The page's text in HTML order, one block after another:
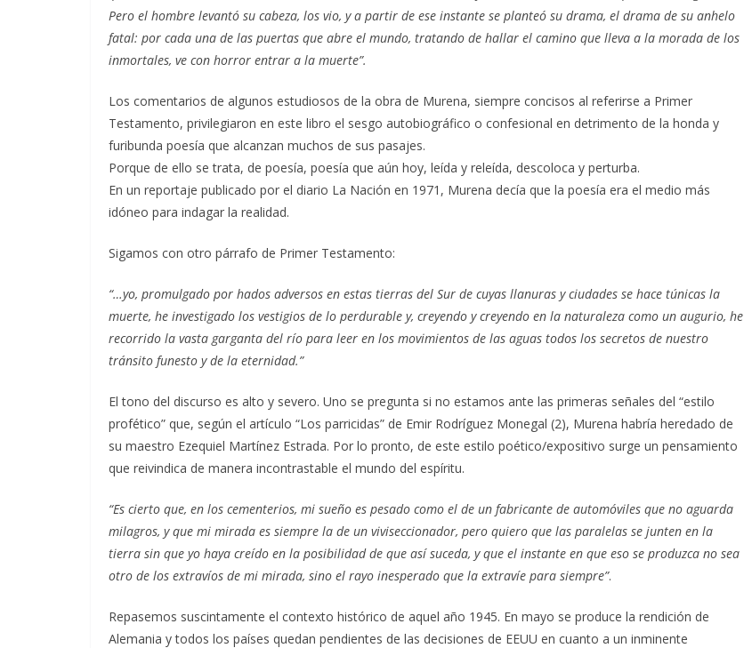
Pero el hombre levantó su cabeza, los vio, y a partir de ese instante se planteó su drama, el drama de su anhelo
fatal: por cada una de las puertas que abre el mundo, tratando de hallar el camino que lleva a la morada de los
inmortales, ve con horror entrar a la muerte”.
Los comentarios de algunos estudiosos de la obra de Murena, siempre concisos al referirse a Primer
Testamento, privilegiaron en este libro el sesgo autobiográfico o confesional en detrimento de la honda y
furibunda poesía que alcanzan muchos de sus pasajes.
Porque de ello se trata, de poesía, poesía que aún hoy, leída y releída, descoloca y perturba.
En un reportaje publicado por el diario La Nación en 1971, Murena decía que la poesía era el medio más
idóneo para indagar la realidad.
Sigamos con otro párrafo de Primer Testamento:
“…yo, promulgado por hados adversos en estas tierras del Sur de cuyas llanuras y ciudades se hace túnicas la
muerte, he investigado los vestigios de lo perdurable y, creyendo y creyendo en la naturaleza como un augurio, he
recorrido la vasta garganta del río para leer en los movimientos de las aguas todos los secretos de nuestro
tránsito funesto y de la eternidad.”
El tono del discurso es alto y severo. Uno se pregunta si no estamos ante las primeras señales del “estilo
profético” que, según el artículo “Los parricidas” de Emir Rodríguez Monegal (2), Murena habría heredado de
su maestro Ezequiel Martínez Estrada. Por lo pronto, de este estilo poético/expositivo surge un pensamiento
que reivindica de manera incontrastable el mundo del espíritu.
“Es cierto que, en los cementerios, mi sueño es pesado como el de un fabricante de automóviles que no aguarda
milagros, y que mi mirada es siempre la de un viviseccionador, pero quiero que las paralelas se junten en la
tierra sin que yo haya creído en la posibilidad de que así suceda, y que el instante en que eso se produzca no sea
otro de los extravíos de mi mirada, sino el rayo inesperado que la extravíe para siempre”.
Repasemos suscintamente el contexto histórico de aquel año 1945. En mayo se produce la rendición de
Alemania y todos los países quedan pendientes de las decisiones de EEUU en cuanto a un inminente